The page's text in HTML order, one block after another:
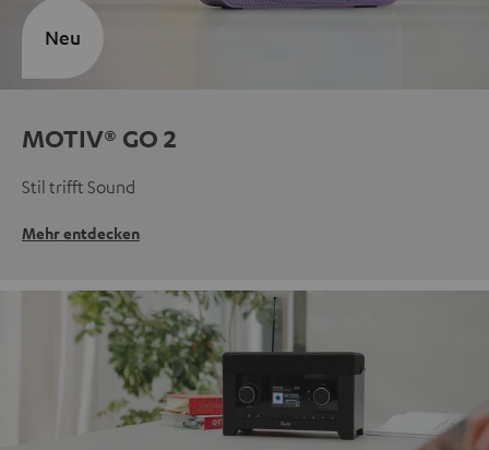
MOTIV® GO 2
Stil trifft Sound
Mehr entdecken
Neu